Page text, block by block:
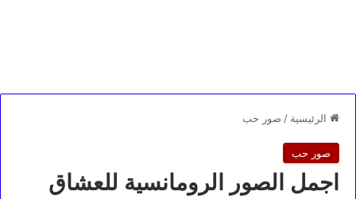
الرئيسية / صور حب
صور حب
اجمل الصور الرومانسية للعشاق